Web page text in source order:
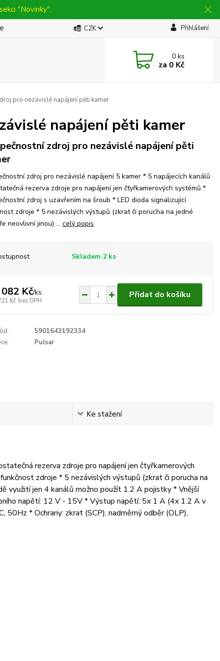
"Novinky".
CZK Přihlášení
0 ks
za 0 Kč
pro nezávislé napájení pěti kamer
napájení pěti kamer
zdroj pro nezávislé napájení pěti
zdroj pro nezávislé napájení 5 kamer * 5 napájecích kanálů
rezerva zdroje pro napájení jen čtyřkamerových systémů *
zdroj s uzavřením na šroub * LED dioda signalizující
zdroje * 5 nezávislých výstupů (zkrat či porucha na jedné
neovlivní jinou) ...celý popis
Skladem 2 ks
Kč/ks
Kč bez DPH
Přidat do košíku
5901643192334
Pulsar
Ke stažení
rezerva zdroje pro napájení jen čtyřkamerových
zdroje * 5 nezávislých výstupů (zkrat či porucha na
využití jen 4 kanálů možno použít 1.2 A pojistky * Vnější
napětí: 12 V - 15V * Výstup napětí: 5x 1 A (4x 1.2 A v
* Ochrany: zkrat (SCP), nadměrný odběr (OLP),